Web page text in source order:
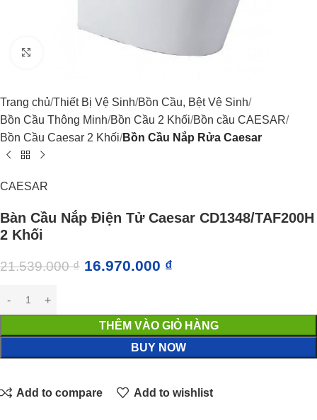
Trang chủ Thiết Bị Vệ Sinh Bồn Cầu, Bệt Vệ Sinh
Bồn Cầu Thông Minh Bồn Cầu 2 Khối Bồn cầu CAESAR
Bồn Cầu Caesar 2 Khối Bồn Cầu Nắp Rửa Caesar
CAESAR
Bàn Cầu Nắp Điện Tử Caesar CD1348/TAF200H
2 Khối
21.539.000₫ 16.970.000 ₫
THÊM VÀO GIỎ HÀNG
BUY NOW
Add to compare Add to wishlist